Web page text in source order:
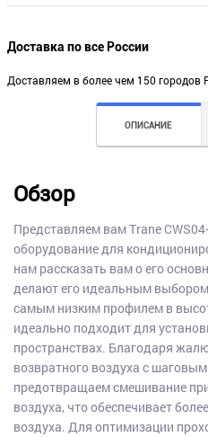
Доставка по все России
Доставляем в более чем 150 городов
ОПИСАНИЕ
Обзор
Представляем вам Trane
оборудование для
нам рассказать вам о его
делают его идеальным
самым низким профилем в
идеально подходит для
пространствах. Благодаря
возвратного воздуха с
предотвращаем смешивание
воздуха, что обеспечивает
воздуха. Для оптимизации